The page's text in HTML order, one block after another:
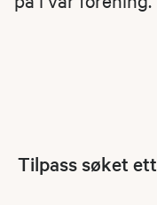
Tilpass søket